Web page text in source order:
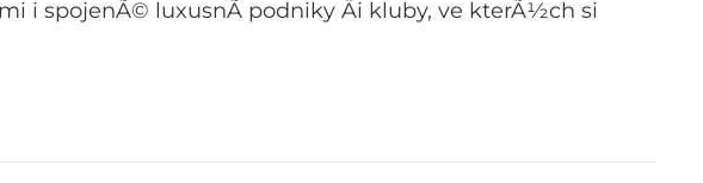
i spojenÃ© luxusnÃ­ podniky Äi kluby, ve kterÃ½ch si